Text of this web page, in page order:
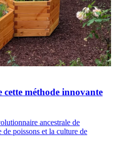
méthode innovante
ancestrale de
poissons et la culture de